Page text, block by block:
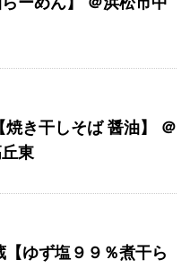
焼き干しそば 醤油】 ＠
東
【ゆず塩９９％煮干ら